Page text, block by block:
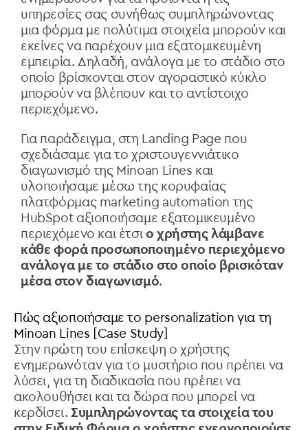
υπηρεσίες σας συνήθως συμπληρώνοντας
μια φόρμα με πολύτιμα στοιχεία μπορούν και
εκείνες να παρέχουν μια εξατομικευμένη
εμπειρία. Δηλαδή, ανάλογα με το στάδιο στο
οποίο βρίσκονται στον αγοραστικό κύκλο
μπορούν να βλέπουν και το αντίστοιχο
περιεχόμενο.
Για παράδειγμα, στη Landing Page που
σχεδιάσαμε για το χριστουγεννιάτικο
διαγωνισμό της Minoan Lines και
υλοποιήσαμε μέσω της κορυφαίας
πλατφόρμας marketing automation της
HubSpot αξιοποιήσαμε εξατομικευμένο
περιεχόμενο και έτσι ο χρήστης λάμβανε
κάθε φορά προσωποποιημένο περιεχόμενο
ανάλογα με το στάδιο στο οποίο βρισκόταν
μέσα στον διαγωνισμό.
Πώς αξιοποιήσαμε το personalization για τη
Minoan Lines [Case Study]
Στην πρώτη του επίσκεψη ο χρήστης
ενημερωνόταν για το μυστήριο που πρέπει να
λύσει, για τη διαδικασία που πρέπει να
ακολουθήσει και τα δώρα που μπορεί να
κερδίσει.Συμπληρώνοντας τα στοιχεία του